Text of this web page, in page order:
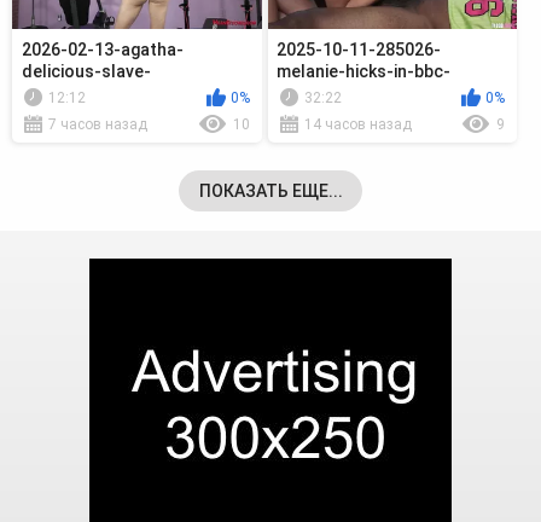
2026-02-13-agatha-
delicious-slave-
orders_1080
12:12
0%
7 часов назад
10
2025-10-11-285026-
melanie-hicks-in-bbc-
championship-season_720p
32:22
0%
14 часов назад
9
ПОКАЗАТЬ ЕЩЕ...